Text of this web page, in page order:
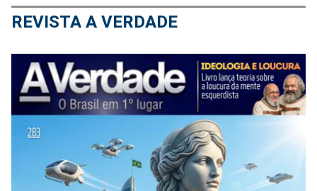
REVISTA A VERDADE